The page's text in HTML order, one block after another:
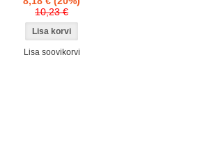
10,23 €
Lisa soovikorvi